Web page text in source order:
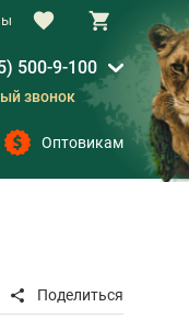
500-9-100
звонок
Оптовикам
Поделиться